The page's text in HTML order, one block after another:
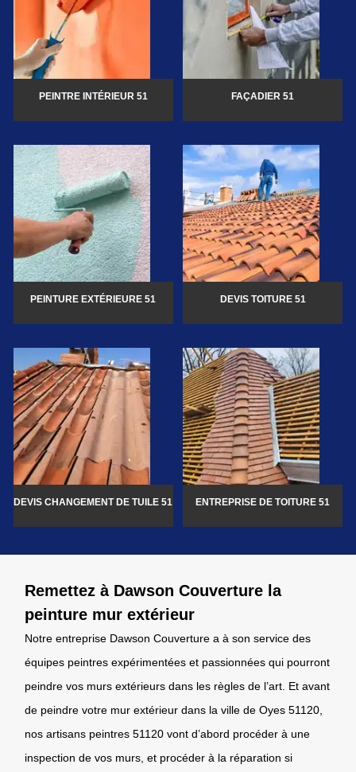
PEINTRE INTÉRIEUR 51 FAÇADIER 51
PEINTURE EXTÉRIEURE 51 DEVIS TOITURE 51
DEVIS CHANGEMENT DE TUILE 51 ENTREPRISE DE TOITURE 51
Remettez à Dawson Couverture la
peinture mur extérieur
Notre entreprise Dawson Couverture a à son service des
équipes peintres expérimentées et passionnées qui pourront
peindre vos murs extérieurs dans les règles de l’art. Et avant
de peindre votre mur extérieur dans la ville de Oyes 51120,
nos artisans peintres 51120 vont d’abord procéder à une
inspection de vos murs, et procéder à la réparation si